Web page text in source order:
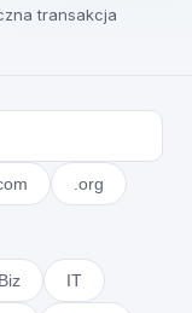
transakcja
.org
Biz IT